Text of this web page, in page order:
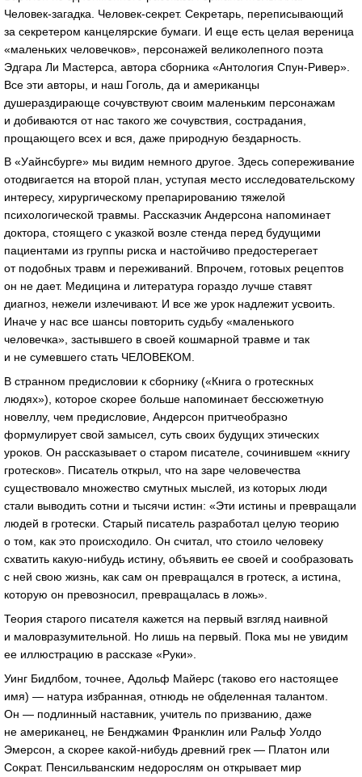
Человек-загадка
Человек-секрет. Секретарь, переписывающий
за секретером канцелярские бумаги. И еще есть целая вереница
«маленьких человечков», персонажей великолепного поэта
Эдгара Ли Мастерса, автора сборника «Антология Спун-Ривер».
Все эти авторы, и наш Гоголь, да и американцы
душераздирающе сочувствуют своим маленьким персонажам
и добиваются от нас такого же сочувствия, сострадания,
прощающего всех и вся, даже природную бездарность.
В «Уайнсбурге» мы видим немного другое. Здесь сопереживание
отодвигается на второй план, уступая место исследовательскому
интересу, хирургическому препарированию тяжелой
психологической травмы. Рассказчик Андерсона напоминает
доктора, стоящего с указкой возле стенда перед будущими
пациентами из группы риска и настойчиво предостерегает
от подобных травм и переживаний. Впрочем, готовых рецептов
он не дает. Медицина и литература гораздо лучше ставят
диагноз, нежели излечивают. И все же урок надлежит усвоить.
Иначе у нас все шансы повторить судьбу «маленького
человечка», застывшего в своей кошмарной травме и так
и не сумевшего стать ЧЕЛОВЕКОМ.
В странном предисловии к сборнику («Книга о гротескных
людях»), которое скорее больше напоминает бессюжетную
новеллу, чем предисловие, Андерсон притчеобразно
формулирует свой замысел, суть своих будущих этических
уроков. Он рассказывает о старом писателе, сочинившем «книгу
гротесков». Писатель открыл, что на заре человечества
существовало множество смутных мыслей, из которых люди
стали выводить сотни и тысячи истин: «Эти истины и превращали
людей в гротески. Старый писатель разработал целую теорию
о том, как это происходило. Он считал, что стоило человеку
схватить какую-нибудь истину, объявить ее своей и сообразовать
с ней свою жизнь, как сам он превращался в гротеск, а истина,
которую он превозносил, превращалась в ложь».
Теория старого писателя кажется на первый взгляд наивной
и маловразумительной. Но лишь на первый. Пока мы не увидим
ее иллюстрацию в рассказе «Руки».
Уинг Бидлбом, точнее, Адольф Майерс (таково его настоящее
имя) — натура избранная, отнюдь не обделенная талантом.
Он — подлинный наставник, учитель по призванию, даже
не американец, не Бенджамин Франклин или Ральф Уолдо
Эмерсон, а скорее какой-нибудь древний грек — Платон или
Сократ. Пенсильванским недорослям он открывает мир